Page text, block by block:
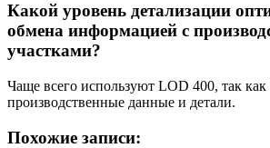
Какой уровень детализации
обмена информацией с
участками?
Чаще всего используют LOD 400, так
производственные данные и детали.
Похожие записи: